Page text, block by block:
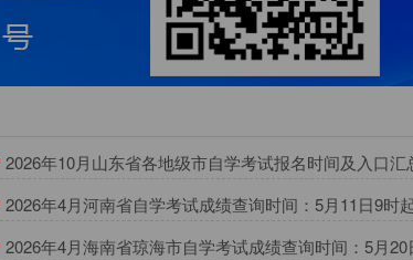
2026年10月山东省各地级市自学考试报名时间及入口汇
2026年4月河南省自学考试成绩查询时间：5月11日9时
2026年4月海南省琼海市自学考试成绩查询时间：5月20